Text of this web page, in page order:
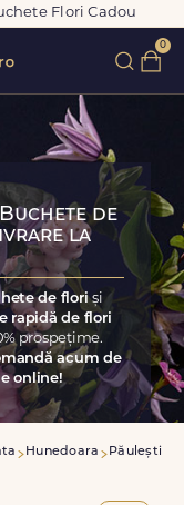
Flori Cadou
0
de
la
de floriși
rapidă de flori
prospețime.
acum de
online!
Hunedoara Păulești